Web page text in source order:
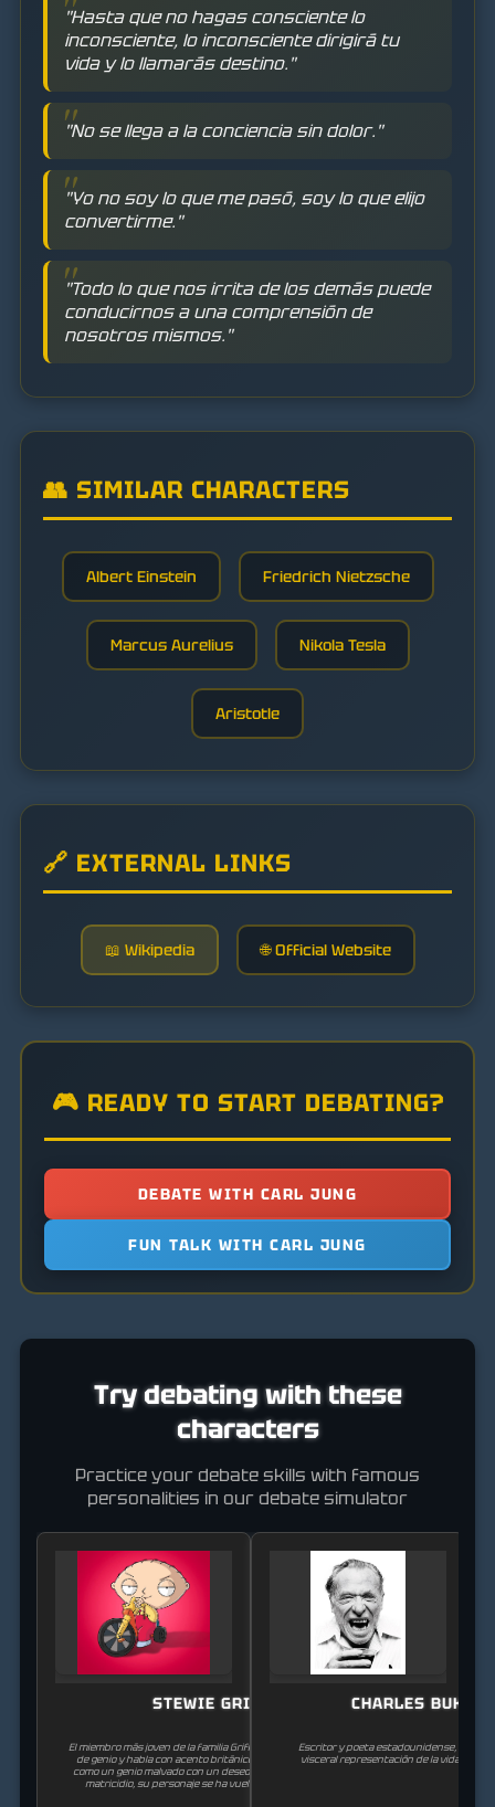
"Hasta que no hagas consciente lo
inconsciente, lo inconsciente dirigirá tu
vida y lo llamarás destino."
"No se llega a la conciencia sin dolor."
"Yo no soy lo que me pasó, soy lo que elijo
convertirme."
"Todo lo que nos irrita de los demás puede
conducirnos a una comprensión de
nosotros mismos."
👥 SIMILAR CHARACTERS
Albert Einstein Friedrich Nietzsche
Marcus Aurelius Nikola Tesla
Aristotle
🔗 EXTERNAL LINKS
📖 Wikipedia 🌐 Official Website
🎮 READY TO START DEBATING?
DEBATE WITH CARL JUNG
FUN TALK WITH CARL JUNG
Try debating with these
characters
Practice your debate skills with famous
personalities in our debate simulator
STEWIE GRIFFIN
El miembro más joven de la familia Griffin, que posee un intelecto
de genio y habla con acento británico. Inicialmente retratado
como un genio malvado con un deseo de dominación mundial y
matricidio, su personaje se ha vuelto más complejo desde
CHARLES
Escritor y poeta estadounidense,
visceral representación de la vida de los